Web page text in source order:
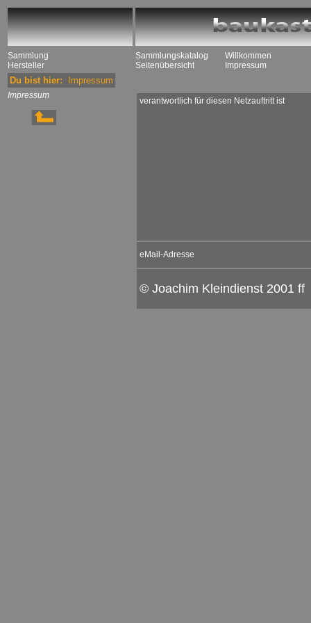
Sammlung
Hersteller
Sammlungskatalog
Seitenübersicht
Willkommen
Impressum
Du bist hier: Impressum
Impressum
verantwortlich für diesen Netzauftritt ist
eMail-Adresse
© Joachim Kleindienst 2001 ff